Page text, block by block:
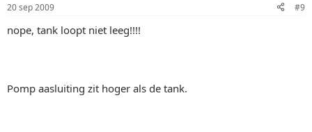
20 sep 2009 #9
nope, tank loopt niet leeg!!!!
Pomp aasluiting zit hoger als de tank.